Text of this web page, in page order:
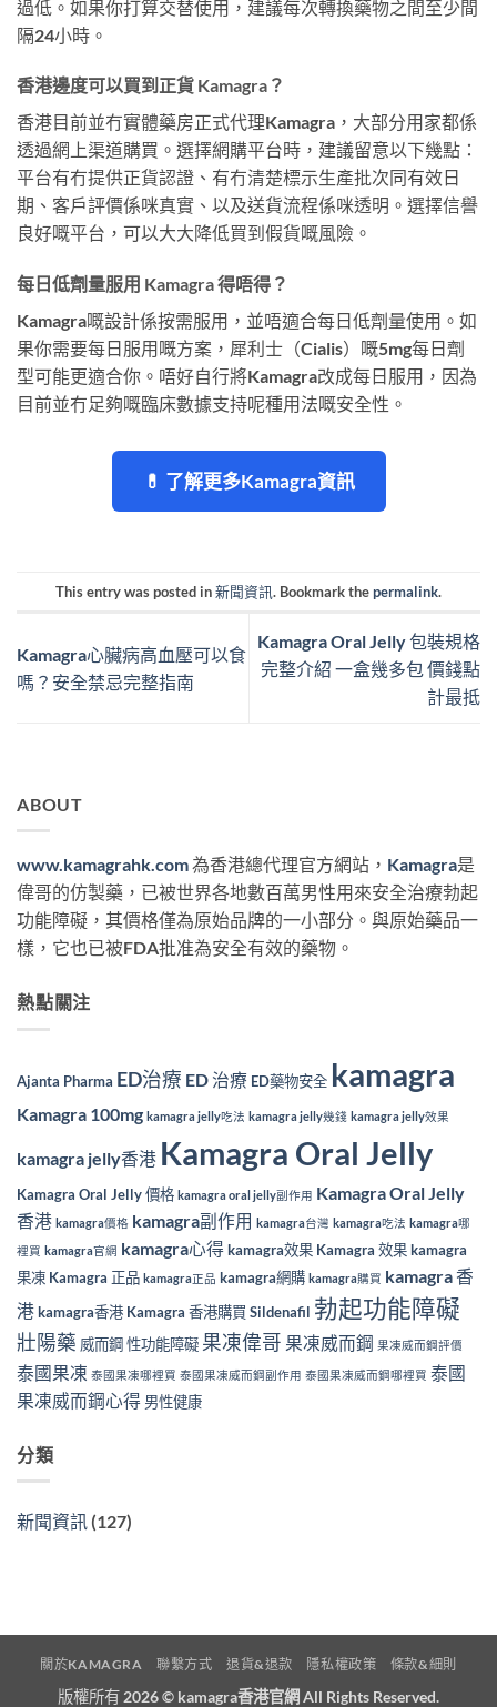
過低。如果你打算交替使用，建議每次轉換藥物之間至少間
隔24小時。
香港邊度可以買到正貨 Kamagra？
香港目前並冇實體藥房正式代理Kamagra，大部分用家都係
透過網上渠道購買。選擇網購平台時，建議留意以下幾點：
平台有冇提供正貨認證、有冇清楚標示生產批次同有效日
期、客戶評價係咪真實、以及送貨流程係咪透明。選擇信譽
良好嘅平台，可以大大降低買到假貨嘅風險。
每日低劑量服用 Kamagra 得唔得？
Kamagra嘅設計係按需服用，並唔適合每日低劑量使用。如
果你需要每日服用嘅方案，犀利士（Cialis）嘅5mg每日劑
型可能更適合你。唔好自行將Kamagra改成每日服用，因為
目前並冇足夠嘅臨床數據支持呢種用法嘅安全性。
💊 了解更多Kamagra資訊
This entry was posted in新聞資訊. Bookmark thepermalink.
Kamagra心臟病高血壓可以食
嗎？安全禁忌完整指南
Kamagra Oral Jelly 包裝規格
完整介紹 一盒幾多包 價錢點
計最抵
ABOUT
www.kamagrahk.com為香港總代理官方網站， Kamagra是
偉哥的仿製藥，已被世界各地數百萬男性用來安全治療勃起
功能障礙，其價格僅為原始品牌的一小部分。與原始藥品一
樣，它也已被FDA批准為安全有效的藥物。
熱點關注
Ajanta Pharma ED治療 ED 治療 ED藥物安全 kamagra
Kamagra 100mg kamagra jelly吃法 kamagra jelly幾錢 kamagra jelly效果
kamagra jelly香港 Kamagra Oral Jelly
Kamagra Oral Jelly 價格 kamagra oral jelly副作用 Kamagra Oral Jelly
香港 kamagra價格 kamagra副作用 kamagra台灣 kamagra吃法 kamagra哪
裡買 kamagra官網 kamagra心得kamagra效果 Kamagra 效果kamagra
果凍 Kamagra 正品 kamagra正品 kamagra網購 kamagra購買 kamagra 香
港kamagra香港 Kamagra 香港購買 Sildenafil 勃起功能障礙
壯陽藥 威而鋼 性功能障礙 果凍偉哥 果凍威而鋼 果凍威而鋼評價
泰國果凍 泰國果凍哪裡買 泰國果凍威而鋼副作用 泰國果凍威而鋼哪裡買 泰國
果凍威而鋼心得 男性健康
分類
新聞資訊 (127)
關於KAMAGRA 聯繫方式 退貨&退款 隱私權政策 條款&細則
版權所有 2026 © kamagra香港官網 All Rights Reserved.